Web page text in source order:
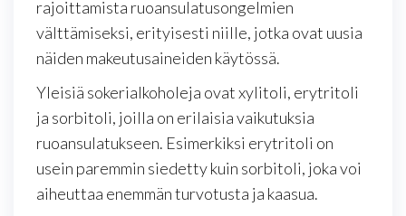
rajoittamista ruoansulatusongelmien
välttämiseksi, erityisesti niille, jotka ovat uusia
näiden makeutusaineiden käytössä.
Yleisiä sokerialkoholeja ovat xylitoli, erytritoli
ja sorbitoli, joilla on erilaisia vaikutuksia
ruoansulatukseen. Esimerkiksi erytritoli on
usein paremmin siedetty kuin sorbitoli, joka voi
aiheuttaa enemmän turvotusta ja kaasua.